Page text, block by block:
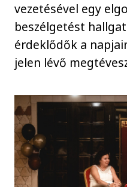
vezetésével egy
beszélgetést
érdeklődők a
jelen lévő